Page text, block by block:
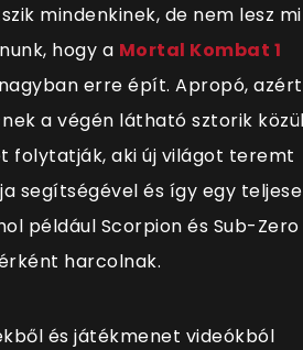
mindenkinek, de nem lesz
hogy a Mortal Kombat 1
erre épít. Apropó, azért
nek a végén látható sztorik
folytatják, aki új világot teremt
segítségével és így egy
például Scorpion és Sub-Zero
harcolnak.
és játékmenet videókból